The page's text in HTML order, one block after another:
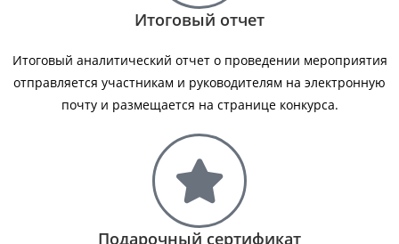
Итоговый отчет
Итоговый аналитический отчет о проведении мероприятия
отправляется участникам и руководителям на электронную
почту и размещается на странице конкурса.
Подарочный сертификат